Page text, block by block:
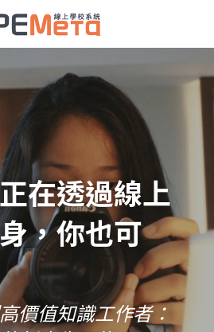
在透過線上
，你也可
價值知識工作者：